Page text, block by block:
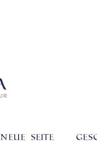
Neue Seite